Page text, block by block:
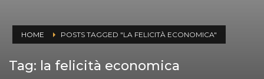
HOME POSTS TAGGED "LA FELICITÀ ECONOMICA"
Tag: la felicità economica